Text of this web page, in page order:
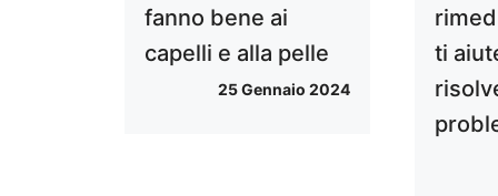
fanno bene ai
capelli e alla pelle
25 Gennaio 2024
ti